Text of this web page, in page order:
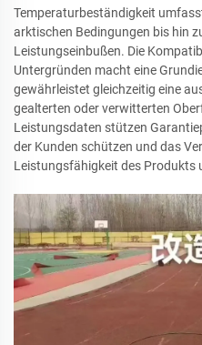
Temperaturbeständigkeit
arktischen Bedingungen bis hin
Leistungseinbußen. Die
Untergründen macht eine
gewährleistet gleichzeitig eine
gealterten oder verwitterten
Leistungsdaten stützen
der Kunden schützen und das
Leistungsfähigkeit des Produkts